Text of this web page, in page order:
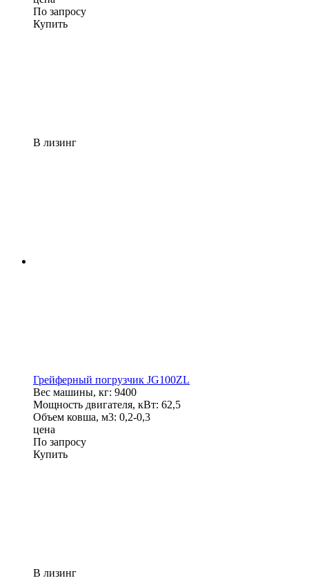
По запросу
Купить
В лизинг
Грейферный погрузчик JG100ZL
Вес машины, кг: 9400
Мощность двигателя, кВт: 62,5
Объем ковша, м3: 0,2-0,3
цена
По запросу
Купить
В лизинг